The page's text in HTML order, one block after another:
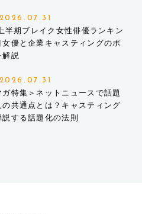
2026.07.31
半期ブレイク女性俳優ランキン
女優と企業キャスティングのポ
解説
2026.07.31
ガ特集＞ネットニュースで話題
の共通点とは？キャスティング
説する話題化の法則